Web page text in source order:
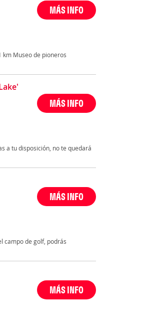
MÁS INFO
km Museo de pioneros
MÁS INFO
a tu disposición, no te quedará
MÁS INFO
campo de golf, podrás
MÁS INFO